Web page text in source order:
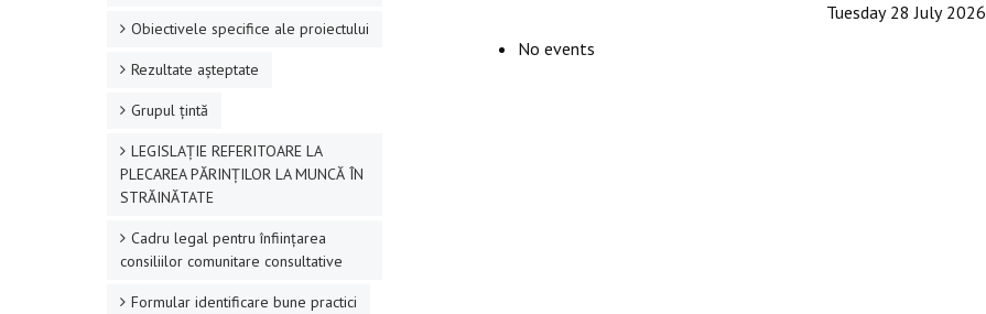
Tuesday 28 July 2026
No events
Obiectivele specifice ale proiectului
Rezultate aşteptate
Grupul ţintă
LEGISLAȚIE REFERITOARE LA
PLECAREA PĂRINȚILOR LA MUNCĂ ÎN
STRĂINĂTATE
Cadru legal pentru înființarea
consiliilor comunitare consultative
Formular identificare bune practici